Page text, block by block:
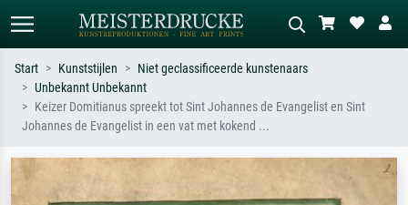
Standaard zoeken AI-beeldzoeker
Zoek op kunstenaar, titel of stijl – bijv.
Hokusai-golf, naakt.
Beschrijf de scène – bijv. groene
olieverfschilderij, staand naakt naast
Start Kunststijlen
Niet geclassificeerde kunstenaars
Unbekannt Unbekannt
Keizer Domitianus spreekt tot Sint Johannes de Evangelist en Sint
Johannes de Evangelist in een vat met kokend ...